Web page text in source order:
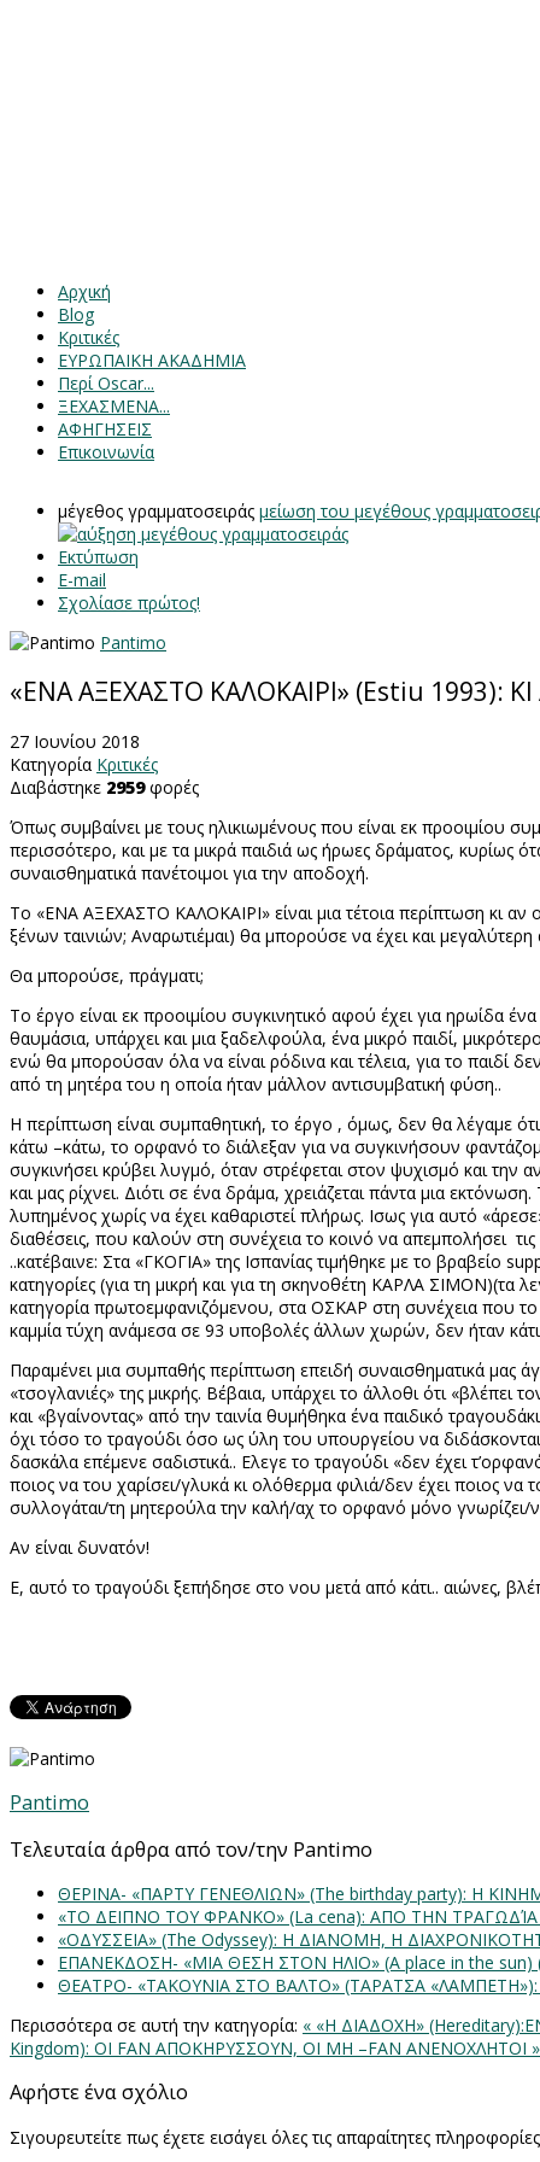
Αρχική
Blog
Κριτικές
ΕΥΡΩΠΑΙΚΗ ΑΚΑΔΗΜΙΑ
Περί Oscar...
ΞΕΧΑΣΜΕΝΑ...
ΑΦΗΓΗΣΕΙΣ
Επικοινωνία
μέγεθος γραμματοσειράς μείωση του μεγέθους
Εκτύπωση
E-mail
Σχολίασε πρώτος!
Pantimo
«ΕΝΑ ΑΞΕΧΑΣΤΟ ΚΑΛΟΚΑΙΡΙ» (Estiu 1993):
27 Ιουνίου 2018
Κατηγορία Κριτικές
Διαβάστηκε 2959φορές
Όπως συμβαίνει με τους ηλικιωμένους που είναι εκ προοιμίου
περισσότερο, και με τα μικρά παιδιά ως ήρωες δράματος, κυρίως
συναισθηματικά πανέτοιμοι για την αποδοχή.
Το «ΕΝΑ ΑΞΕΧΑΣΤΟ ΚΑΛΟΚΑΙΡΙ» είναι μια τέτοια περίπτωση κι αν
ξένων ταινιών; Αναρωτιέμαι) θα μπορούσε να έχει και
Θα μπορούσε, πράγματι;
Το έργο είναι εκ προοιμίου συγκινητικό αφού έχει για ηρωίδα
θαυμάσια, υπάρχει και μια ξαδελφούλα, ένα μικρό παιδί,
ενώ θα μπορούσαν όλα να είναι ρόδινα και τέλεια, για το παιδί
από τη μητέρα του η οποία ήταν μάλλον αντισυμβατική φύση..
Η περίπτωση είναι συμπαθητική, το έργο , όμως, δεν θα λέγαμε
κάτω –κάτω, το ορφανό το διάλεξαν για να συγκινήσουν
συγκινήσει κρύβει λυγμό, όταν στρέφεται στον ψυχισμό και την
και μας ρίχνει. Διότι σε ένα δράμα, χρειάζεται πάντα μια
λυπημένος χωρίς να έχει καθαριστεί πλήρως. Ισως για αυτό
διαθέσεις, που καλούν στη συνέχεια το κοινό να απεμπολήσει
..κατέβαινε: Στα «ΓΚΟΓΙΑ» της Ισπανίας τιμήθηκε με το βραβείο
κατηγορίες (για τη μικρή και για τη σκηνοθέτη ΚΑΡΛΑ
κατηγορία πρωτοεμφανιζόμενου, στα ΟΣΚΑΡ στη συνέχεια που το
καμμία τύχη ανάμεσα σε 93 υποβολές άλλων χωρών, δεν ήταν
Παραμένει μια συμπαθής περίπτωση επειδή συναισθηματικά μας
«τσογλανιές» της μικρής. Βέβαια, υπάρχει το άλλοθι ότι «βλέπει
και «βγαίνοντας» από την ταινία θυμήθηκα ένα παιδικό
όχι τόσο το τραγούδι όσο ως ύλη του υπουργείου να
δασκάλα επέμενε σαδιστικά.. Ελεγε το τραγούδι «δεν έχει
ποιος να του χαρίσει/γλυκά κι ολόθερμα φιλιά/δεν έχει ποιος
συλλογάται/τη μητερούλα την καλή/αχ το ορφανό μόνο γνωρίζει/
Αν είναι δυνατόν!
Ε, αυτό το τραγούδι ξεπήδησε στο νου μετά από κάτι.. αιώνες,
Pantimo
Τελευταία άρθρα από τον/την Pantimo
ΘΕΡΙΝΑ- «ΠΑΡΤΥ ΓΕΝΕΘΛΙΩΝ» (The birthday party): H
«ΤΟ ΔΕΙΠΝΟ ΤΟΥ ΦΡΑΝΚΟ» (La cena): ΑΠΟ ΤΗΝ
«ΟΔΥΣΣΕΙΑ» (The Odyssey): Η ΔΙΑΝΟΜΗ, Η
ΕΠΑΝΕΚΔΟΣΗ- «ΜΙΑ ΘΕΣΗ ΣΤΟΝ ΗΛΙΟ» (Α place in the
ΘΕΑΤΡΟ- «ΤΑΚΟΥΝΙΑ ΣΤΟ ΒΑΛΤΟ» (ΤΑΡΑΤΣΑ
Περισσότερα σε αυτή την κατηγορία: « «Η ΔΙΑΔΟΧΗ»
Kingdom): OI FAN ΑΠΟΚΗΡΥΣΣΟΥΝ, ΟΙ ΜΗ –FAN ΑΝΕΝΟΧΛΗΤΟΙ »
Αφήστε ένα σχόλιο
Σιγουρευτείτε πως έχετε εισάγει όλες τις απαραίτητες